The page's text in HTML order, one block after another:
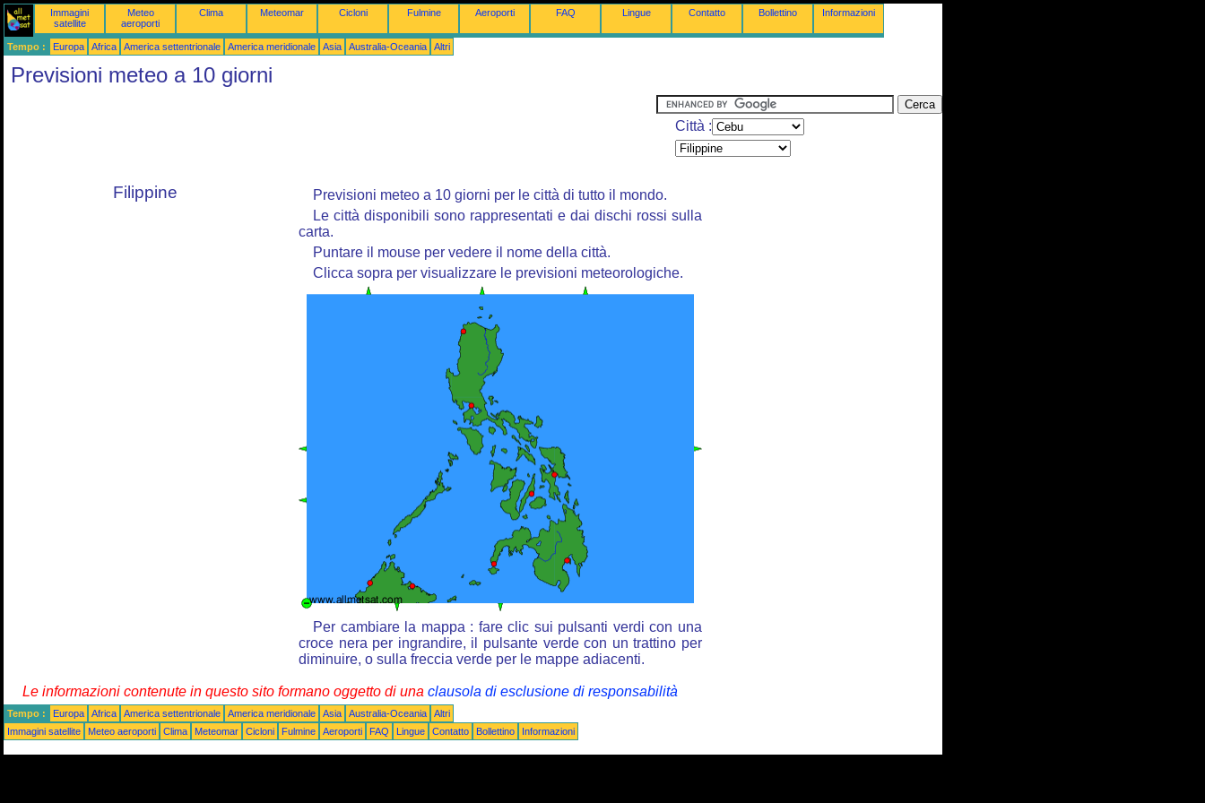
Immagini
satellite
Meteo
aeroporti
Clima Meteomar Cicloni Fulmine Aeroporti FAQ Lingue Contatto Bollettino Informazioni
Tempo : Europa Africa America settentrionale America meridionale Asia Australia-Oceania Altri
Previsioni meteo a 10 giorni
Città :
Filippine
Previsioni meteo a 10 giorni per le città di tutto il mondo.
Le città disponibili sono rappresentati e dai dischi rossi sulla
carta.
Puntare il mouse per vedere il nome della città.
Clicca sopra per visualizzare le previsioni meteorologiche.
Per cambiare la mappa : fare clic sui pulsanti verdi con una
croce nera per ingrandire, il pulsante verde con un trattino per
diminuire, o sulla freccia verde per le mappe adiacenti.
Le informazioni contenute in questo sito formano oggetto di una clausola di esclusione di responsabilità
Tempo : Europa Africa America settentrionale America meridionale Asia Australia-Oceania
Altri
Immagini satellite
Meteo aeroporti Clima Meteomar Cicloni Fulmine Aeroporti FAQ Lingue Contatto Bollettino Informazioni